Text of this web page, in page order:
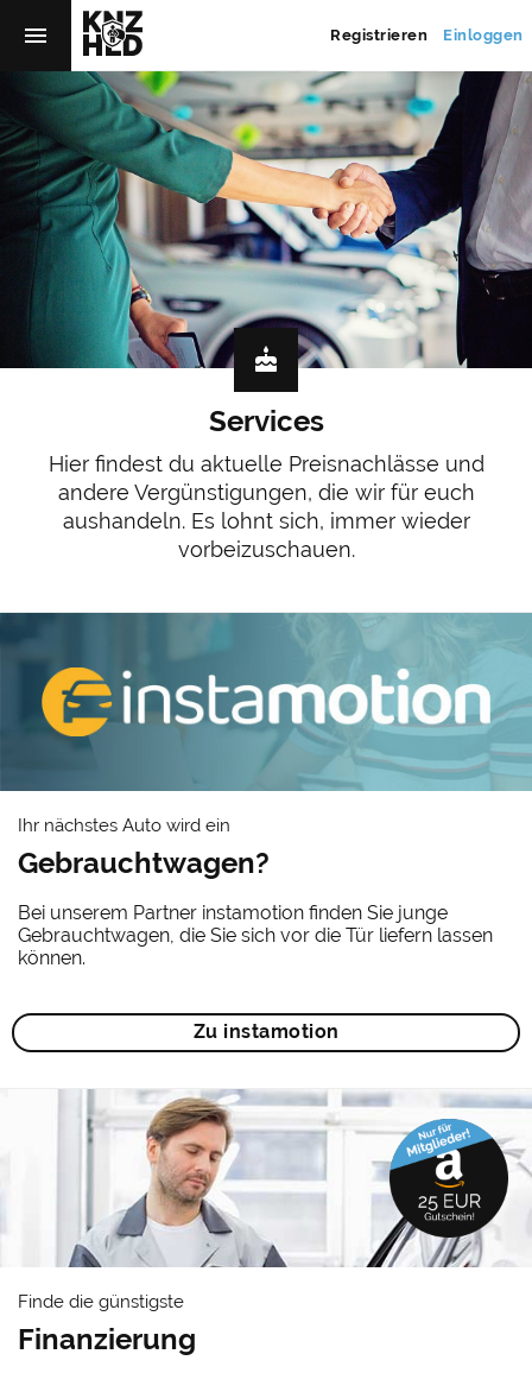
menu Registrieren Einloggen
cake
Services
Hier findest du aktuelle Preisnachlässe und
andere Vergünstigungen, die wir für euch
aushandeln. Es lohnt sich, immer wieder
vorbeizuschauen.
Ihr nächstes Auto wird ein
Gebrauchtwagen?
Bei unserem Partner instamotion finden Sie junge
Gebrauchtwagen, die Sie sich vor die Tür liefern lassen
können.
Zu instamotion
Finde die günstigste
Finanzierung